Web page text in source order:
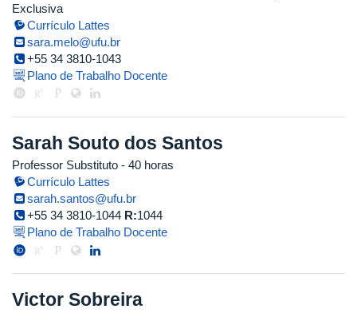
Exclusiva
Currículo Lattes
sara.melo@ufu.br
+55 34 3810-1043
Plano de Trabalho Docente
Sarah Souto dos Santos
Professor Substituto - 40 horas
Currículo Lattes
sarah.santos@ufu.br
+55 34 3810-1044 R:1044
Plano de Trabalho Docente
Victor Sobreira